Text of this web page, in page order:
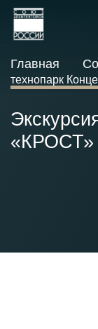
Главная
технопарк
«КРОСТ»